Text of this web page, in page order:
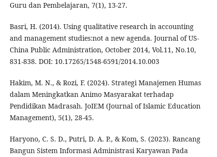
Guru dan Pembelajaran, 7(1), 13-27.
Basri, H. (2014). Using qualitative research in accounting
and management studies:not a new agenda. Journal of US-
China Public Administration, October 2014, Vol.11, No.10,
831-838. DOI: 10.17265/1548-6591/2014.10.003
Hakim, M. N., & Rozi, F. (2024). Strategi Manajemen Humas
dalam Meningkatkan Animo Masyarakat terhadap
Pendidikan Madrasah. JoIEM (Journal of Islamic Education
Management), 5(1), 28-45.
Haryono, C. S. D., Putri, D. A. P., & Kom, S. (2023). Rancang
Bangun Sistem Informasi Administrasi Karyawan Pada